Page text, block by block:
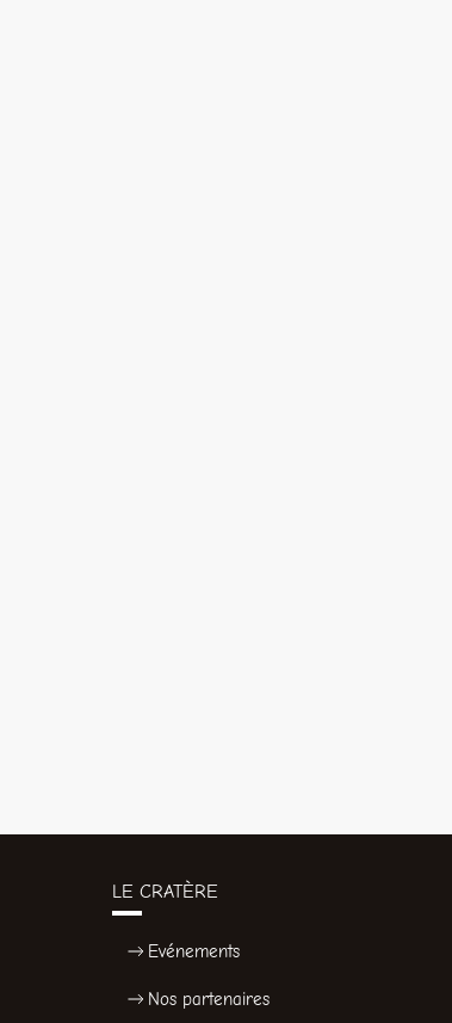
LE CRATÈRE
Evénements
Nos partenaires